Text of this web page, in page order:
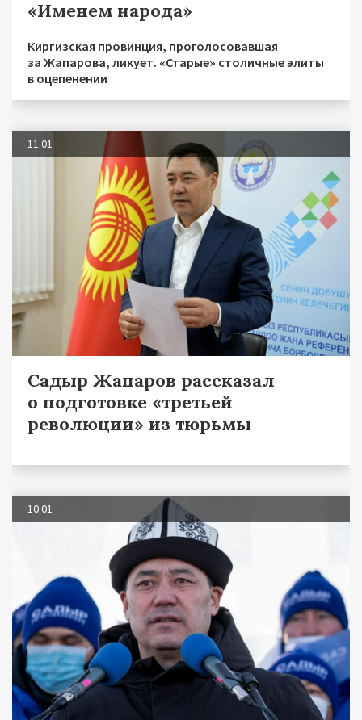
«Именем народа»
Киргизская провинция, проголосовавшая
за Жапарова, ликует. «Старые» столичные элиты
в оцепенении
11.01
Садыр Жапаров рассказал
о подготовке «третьей
революции» из тюрьмы
10.01